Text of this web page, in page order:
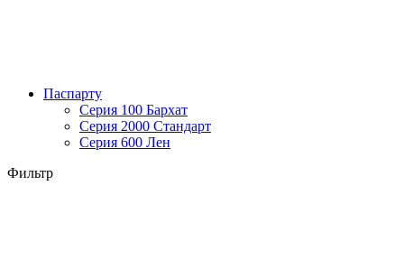
Паспарту
Серия 100 Бархат
Серия 2000 Стандарт
Серия 600 Лен
Фильтр